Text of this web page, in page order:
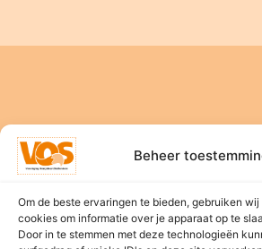
Beheer
Om de beste ervaringen te bieden, gebruiken
cookies om informatie over je apparaat op te
Door in te stemmen met deze technologieën
Nieuws
Bestuur